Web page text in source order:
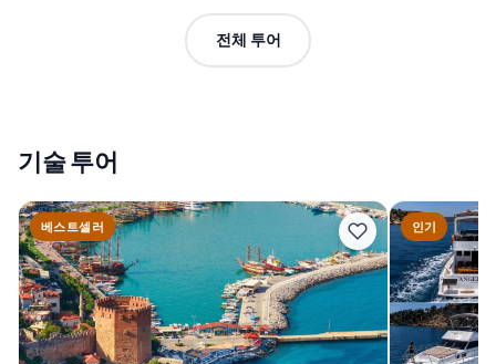
전체 투어
기술 투어
베스트셀러 인기